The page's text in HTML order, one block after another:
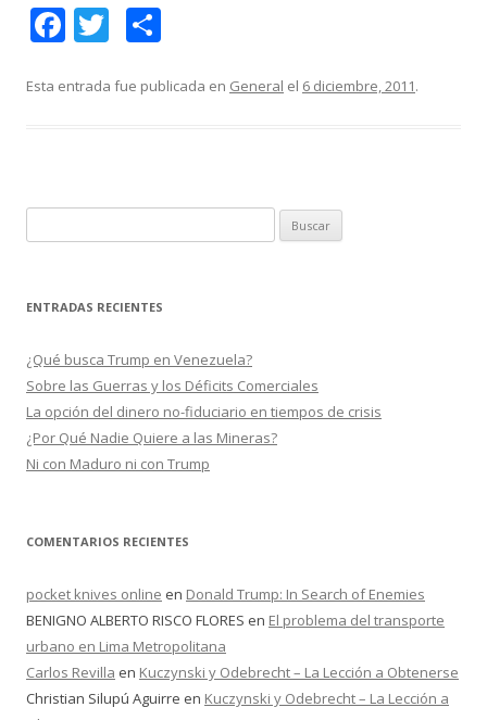
F
e
o
k
T
itt m
ti
r
Esta entrada fue publicada en General el 6 diciembre, 2011.
u
c
:
ENTRADAS RECIENTES
¿Qué busca Trump en Venezuela?
Sobre las Guerras y los Déficits Comerciales
La opción del dinero no-fiduciario en tiempos de crisis
¿Por Qué Nadie Quiere a las Mineras?
Ni con Maduro ni con Trump
COMENTARIOS RECIENTES
pocket knives online en Donald Trump: In Search of Enemies
BENIGNO ALBERTO RISCO FLORES en El problema del transporte
urbano en Lima Metropolitana
Carlos Revilla en Kuczynski y Odebrecht – La Lección a Obtenerse
Christian Silupú Aguirre en Kuczynski y Odebrecht – La Lección a